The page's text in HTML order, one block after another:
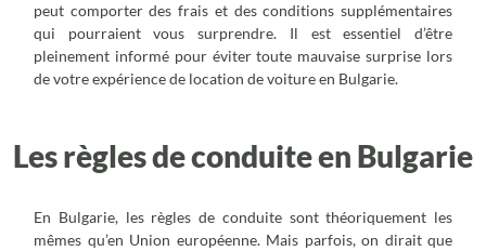
peut comporter des frais et des conditions supplémentaires
qui pourraient vous surprendre. Il est essentiel d’être
pleinement informé pour éviter toute mauvaise surprise lors
de votre expérience de location de voiture en Bulgarie.
Les règles de conduite en Bulgarie
En Bulgarie, les règles de conduite sont théoriquement les
mêmes qu’en Union européenne. Mais parfois, on dirait que